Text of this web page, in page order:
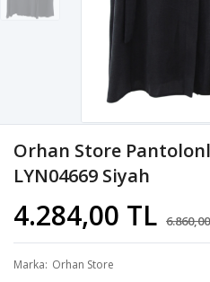
Orhan Store
LYN04669 Siyah
4.284,00 TL
Marka Orhan Store